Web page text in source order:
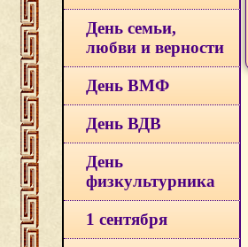
День семьи,
любви и верности
День ВМФ
День ВДВ
День
физкультурника
1 сентября